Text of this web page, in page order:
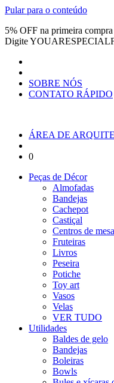
Pular para o conteúdo
5% OFF na primeira
Digite
SOBRE NÓS
CONTATO RÁPIDO
ÁREA DE
0
Peças de Décor
Almofadas
Bandejas
Cachepot
Castiçal
Centros de mesa
Fruteiras
Livros
Peseira
Potiche
Toy art
Vasos
Velas
VER TUDO
Utilidades
Baldes de gelo
Bandejas
Boleiras
Bowls